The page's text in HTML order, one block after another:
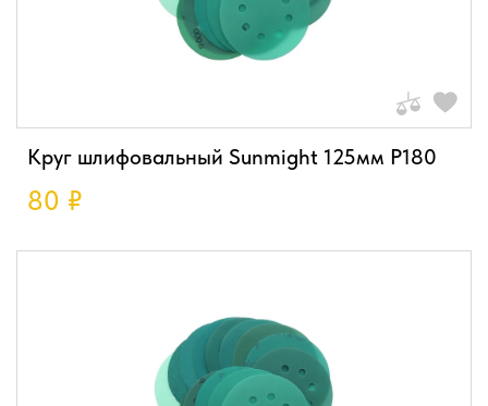
Круг шлифовальный Sunmight 125мм P180
80 ₽